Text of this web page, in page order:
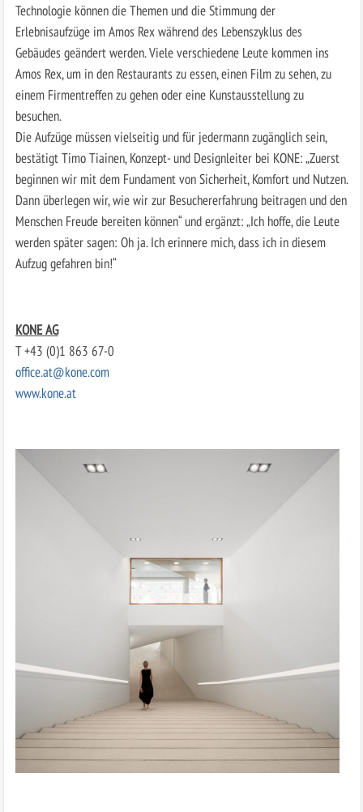
Technologie können die Themen und die Stimmung der
Erlebnisaufzüge im Amos Rex während des Lebenszyklus des
Gebäudes geändert werden. Viele verschiedene Leute kommen ins
Amos Rex, um in den Restaurants zu essen, einen Film zu sehen, zu
einem Firmentreffen zu gehen oder eine Kunstausstellung zu
besuchen.
Die Aufzüge müssen vielseitig und für jedermann zugänglich sein,
bestätigt Timo Tiainen, Konzept- und Designleiter bei KONE: „Zuerst
beginnen wir mit dem Fundament von Sicherheit, Komfort und Nutzen.
Dann überlegen wir, wie wir zur Besuchererfahrung beitragen und den
Menschen Freude bereiten können“ und ergänzt: „Ich hoffe, die Leute
werden später sagen: Oh ja. Ich erinnere mich, dass ich in diesem
Aufzug gefahren bin!“
KONE AG
T +43 (0)1 863 67-0
office.at@kone.com
www.kone.at